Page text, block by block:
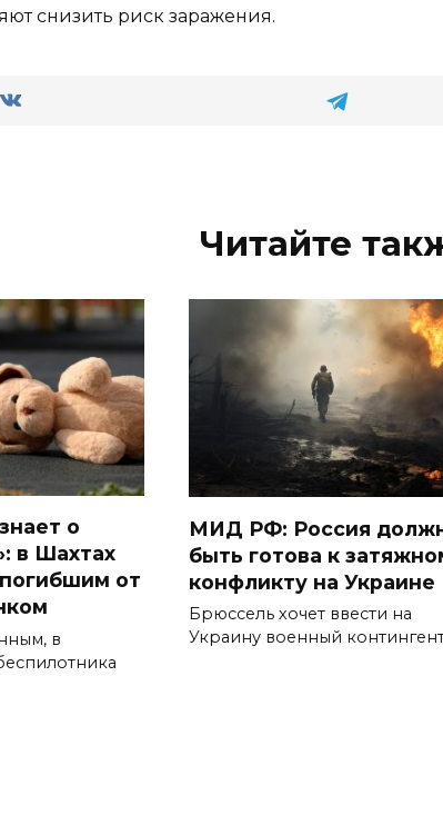
снизить риск заражения.
Читайте
о
в Шахтах
от
в
МИД РФ: Россия
быть готова к
конфликту на Украине
Брюссель хочет ввести на
Украину военный